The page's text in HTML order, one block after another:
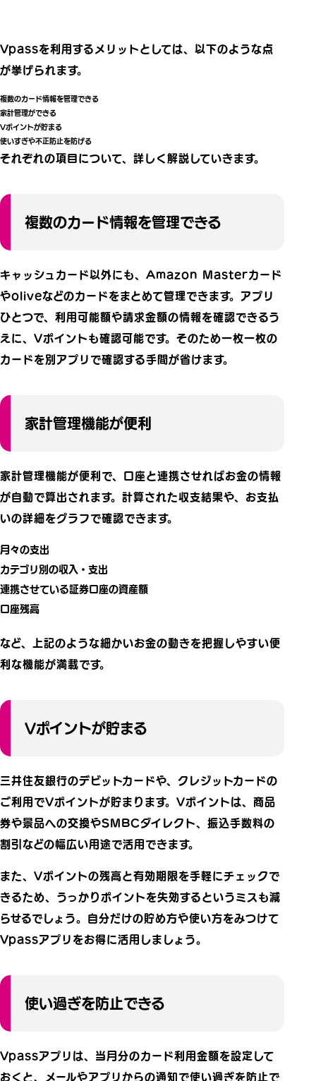
Vpassを利用するメリットとしては、以下のような点
が挙げられます。
複数のカード情報を管理できる
家計管理ができる
Vポイントが貯まる
使いすぎや不正防止を防げる
それぞれの項目について、詳しく解説していきます。
複数のカード情報を管理できる
キャッシュカード以外にも、Amazon Masterカード
やoliveなどのカードをまとめて管理できます。アプリ
ひとつで、利用可能額や請求金額の情報を確認できるう
えに、Vポイントも確認可能です。そのため一枚一枚の
カードを別アプリで確認する手間が省けます。
家計管理機能が便利
家計管理機能が便利で、口座と連携させればお金の情報
が自動で算出されます。計算された収支結果や、お支払
いの詳細をグラフで確認できます。
月々の支出
カテゴリ別の収入・支出
連携させている証券口座の資産額
口座残高
など、上記のような細かいお金の動きを把握しやすい便
利な機能が満載です。
Vポイントが貯まる
三井住友銀行のデビットカードや、クレジットカードの
ご利用でVポイントが貯まります。Vポイントは、商品
券や景品への交換やSMBCダイレクト、振込手数料の
割引などの幅広い用途で活用できます。
また、Vポイントの残高と有効期限を手軽にチェックで
きるため、うっかりポイントを失効するというミスも減
らせるでしょう。自分だけの貯め方や使い方をみつけて
Vpassアプリをお得に活用しましょう。
使い過ぎを防止できる
Vpassアプリは、当月分のカード利用金額を設定して
おくと、メールやアプリからの通知で使い過ぎを防止で